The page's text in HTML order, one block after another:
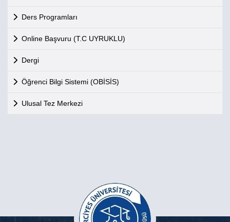
Ders Programları
Online Başvuru (T.C UYRUKLU)
Dergi
Öğrenci Bilgi Sistemi (OBİSİS)
Ulusal Tez Merkezi